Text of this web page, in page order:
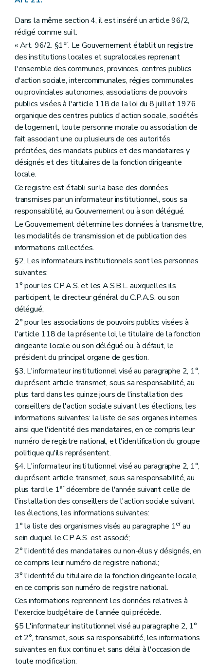
Dans la même section 4, il est inséré un article 96/2,
rédigé comme suit:
« Art. 96/2. §1er. Le Gouvernement établit un registre
des institutions locales et supralocales reprenant
l'ensemble des communes, provinces, centres publics
d'action sociale, intercommunales, régies communales
ou provinciales autonomes, associations de pouvoirs
publics visées à l'article 118 de la loi du 8 juillet 1976
organique des centres publics d'action sociale, sociétés
de logement, toute personne morale ou association de
fait associant une ou plusieurs de ces autorités
précitées, des mandats publics et des mandataires y
désignés et des titulaires de la fonction dirigeante
locale.
Ce registre est établi sur la base des données
transmises par un informateur institutionnel, sous sa
responsabilité, au Gouvernement ou à son délégué.
Le Gouvernement détermine les données à transmettre,
les modalités de transmission et de publication des
informations collectées.
§2. Les informateurs institutionnels sont les personnes
suivantes:
1° pour les C.P.A.S. et les A.S.B.L. auxquelles ils
participent, le directeur général du C.P.A.S. ou son
délégué;
2° pour les associations de pouvoirs publics visées à
l'article 118 de la présente loi, le titulaire de la fonction
dirigeante locale ou son délégué ou, à défaut, le
président du principal organe de gestion.
§3. L'informateur institutionnel visé au paragraphe 2, 1°,
du présent article transmet, sous sa responsabilité, au
plus tard dans les quinze jours de l'installation des
conseillers de l'action sociale suivant les élections, les
informations suivantes: la liste de ses organes internes
ainsi que l'identité des mandataires, en ce compris leur
numéro de registre national, et l'identification du groupe
politique qu'ils représentent.
§4. L'informateur institutionnel visé au paragraphe 2, 1°,
du présent article transmet, sous sa responsabilité, au
plus tard le 1erdécembre de l'année suivant celle de
l'installation des conseillers de l'action sociale suivant
les élections, les informations suivantes:
1° la liste des organismes visés au paragraphe 1erau
sein duquel le C.P.A.S. est associé;
2° l'identité des mandataires ou non-élus y désignés, en
ce compris leur numéro de registre national;
3° l'identité du titulaire de la fonction dirigeante locale,
en ce compris son numéro de registre national.
Ces informations reprennent les données relatives à
l'exercice budgétaire de l'année qui précède.
§5 L'informateur institutionnel visé au paragraphe 2, 1°
et 2°, transmet, sous sa responsabilité, les informations
suivantes en flux continu et sans délai à l'occasion de
toute modification: